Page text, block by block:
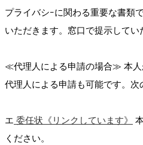
プライバシｰに関わる重要な書類
いただきます。窓口で提示してい
≪代理人による申請の場合≫ 本人
代理人による申請も可能です。次
エ 委任状《リンクしています》
ください。